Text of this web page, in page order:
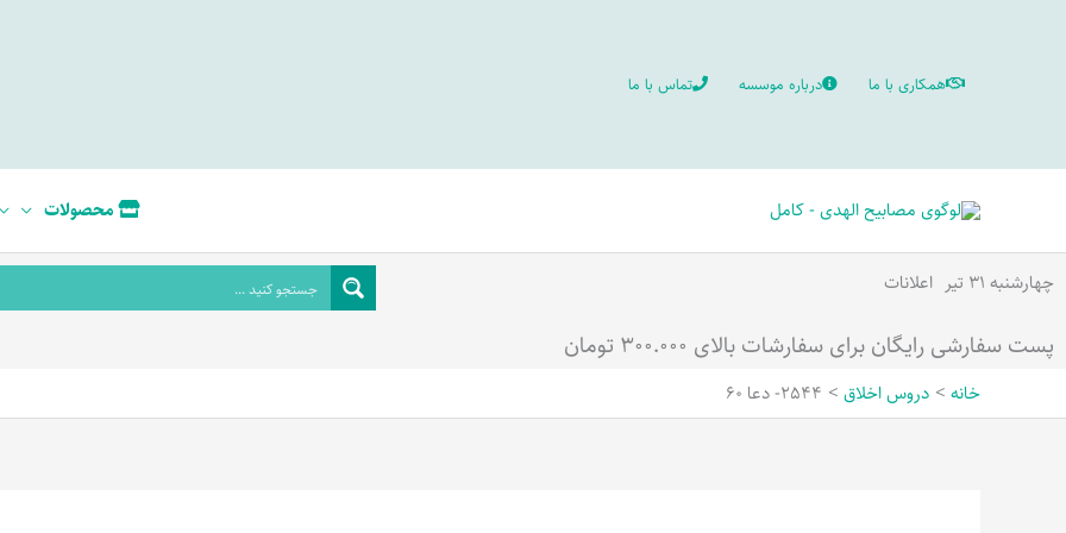
همکاری با ما درباره موسسه تماس با ما
محصولات
چهارشنبه ۳۱ تیر اعلانات
پست سفارشی رایگان برای سفارشات بالای ۳۰۰.۰۰۰ تومان
خانه دروس اخلاق 2544- دعا 60